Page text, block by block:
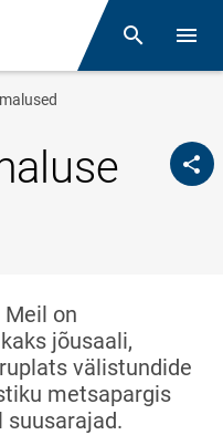
Otsing
on
jõusaali,
välistundide
metsapargis
suusarajad.